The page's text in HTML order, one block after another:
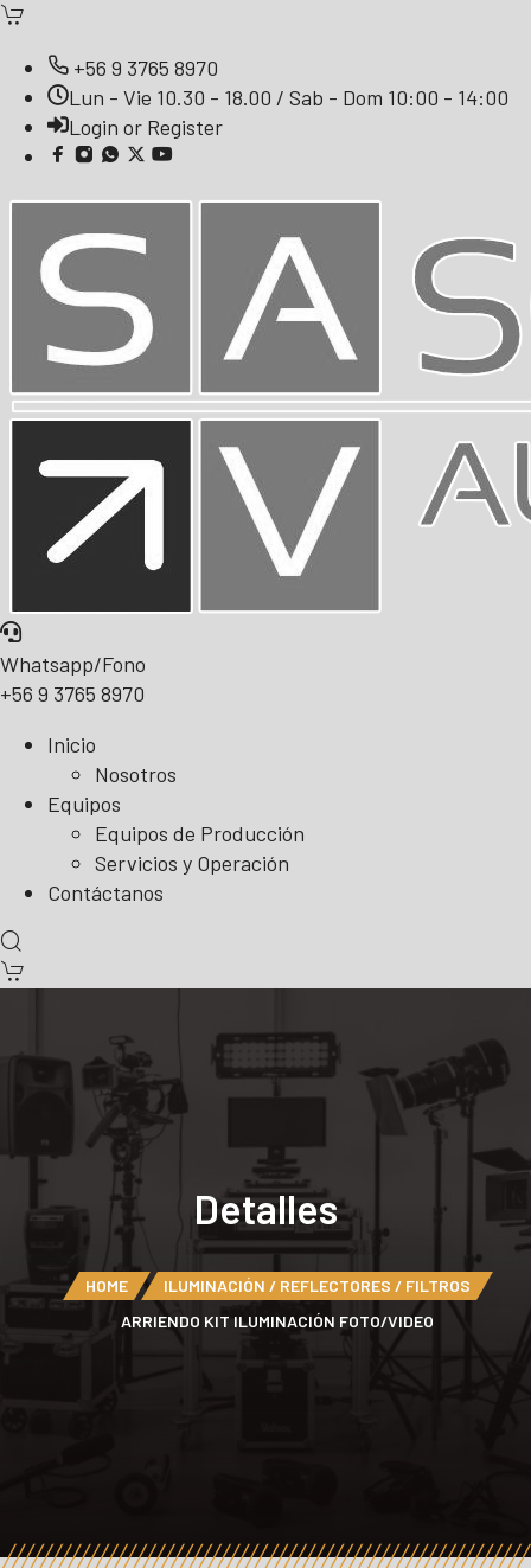
+56 9 3765 8970
Lun - Vie 10.30 - 18.00 / Sab - Dom 10:00 - 14:00
Login or Register
Whatsapp/Fono
+56 9 3765 8970
Inicio
Nosotros
Equipos
Equipos de Producción
Servicios y Operación
Contáctanos
Detalles
HOME
ILUMINACIÓN / REFLECTORES / FILTROS
ARRIENDO KIT ILUMINACIÓN FOTO/VIDEO